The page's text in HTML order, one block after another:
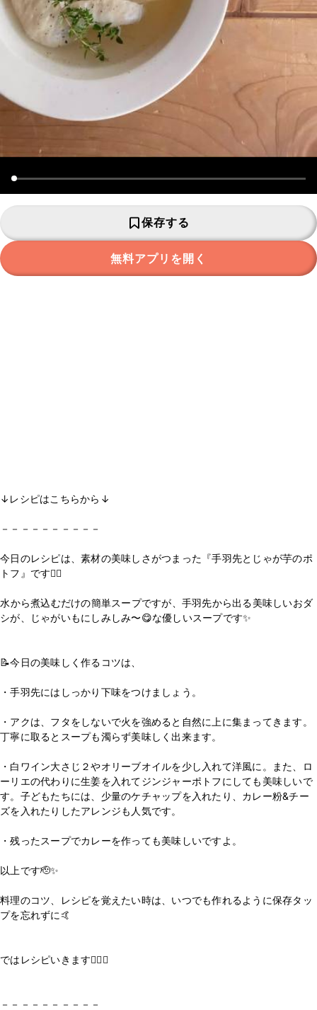
保存する
無料アプリを開く
↓レシピはこちらから↓
－－－－－－－－－－
今日のレシピは、素材の美味しさがつまった『手羽先とじゃが芋のポ
トフ』です💁‍♀️
⁡水から煮込むだけの簡単スープですが、手羽先から出る美味しいおダ
シが、じゃがいもにしみしみ〜😋な優しいスープです✨
📝今日の美味しく作るコツは、
・手羽先にはしっかり下味をつけましょう。
・アクは、フタをしないで火を強めると自然に上に集まってきます。
丁寧に取るとスープも濁らず美味しく出来ます。
・白ワイン大さじ２やオリーブオイルを少し入れて洋風に。また、ロ
ーリエの代わりに生姜を入れてジンジャーポトフにしても美味しいで
す。子どもたちには、少量のケチャップを入れたり、カレー粉&チー
ズを入れたりしたアレンジも人気です。
・残ったスープでカレーを作っても美味しいですよ。
以上です🫡✨
料理のコツ、レシピを覚えたい時は、いつでも作れるように保存タッ
プを忘れずに🤙
ではレシピいきます💁‍♀️✨
－－－－－－－－－－